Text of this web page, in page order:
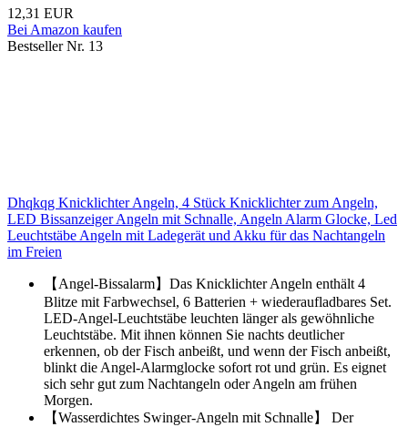
12,31 EUR
Bei Amazon kaufen
Bestseller Nr. 13
Dhqkqg Knicklichter Angeln, 4 Stück Knicklichter zum Angeln,
LED Bissanzeiger Angeln mit Schnalle, Angeln Alarm Glocke, Led
Leuchtstäbe Angeln mit Ladegerät und Akku für das Nachtangeln
im Freien
【Angel-Bissalarm】Das Knicklichter Angeln enthält 4
Blitze mit Farbwechsel, 6 Batterien + wiederaufladbares Set.
LED-Angel-Leuchtstäbe leuchten länger als gewöhnliche
Leuchtstäbe. Mit ihnen können Sie nachts deutlicher
erkennen, ob der Fisch anbeißt, und wenn der Fisch anbeißt,
blinkt die Angel-Alarmglocke sofort rot und grün. Es eignet
sich sehr gut zum Nachtangeln oder Angeln am frühen
Morgen.
【Wasserdichtes Swinger-Angeln mit Schnalle】 Der